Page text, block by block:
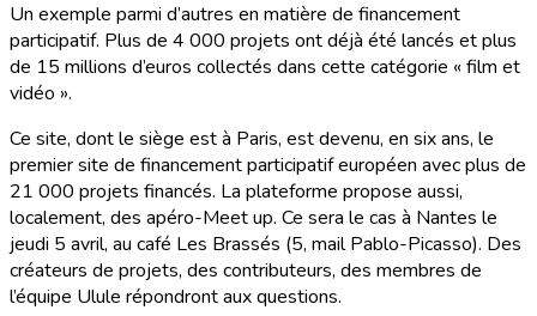
Un exemple parmi d’autres en matière de financement
participatif. Plus de 4 000 projets ont déjà été lancés et plus
de 15 millions d’euros collectés dans cette catégorie « film et
vidéo ».
Ce site, dont le siège est à Paris, est devenu, en six ans, le
premier site de financement participatif européen avec plus de
21 000 projets financés. La plateforme propose aussi,
localement, des apéro-Meet up. Ce sera le cas à Nantes le
jeudi 5 avril, au café Les Brassés (5, mail Pablo-Picasso). Des
créateurs de projets, des contributeurs, des membres de
l’équipe Ulule répondront aux questions.